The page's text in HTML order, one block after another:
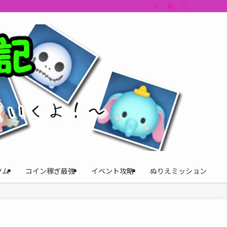
ム・キャラ評価も丁寧に解説。ツムツムイベント、ツムツム攻略、ツムツ
ム コイン稼ぎ最強 イベント攻略 ぬりえミッション